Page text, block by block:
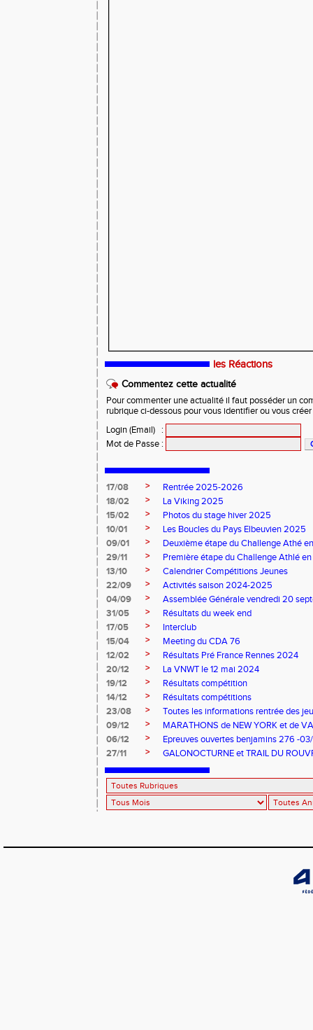
les Réactions
Commentez cette actualité
Pour commenter une actualité il faut posséder un
rubrique ci-dessous pour vous identifier ou vous
Login (Email)
:
Mot de Passe :
17/08 >
Rentrée 2025-2026
18/02
>
La Viking 2025
15/02
>
Photos du stage hiver 2025
10/01
>
Les Boucles du Pays Elbeuvien 2025
09/01
>
Deuxième étape du Challenge Athé
29/11
>
Première étape du Challenge Athlé
13/10
>
Calendrier Compétitions Jeunes
22/09
>
Activités saison 2024-2025
04/09
>
Assemblée Générale vendredi 20
31/05
>
Résultats du week end
17/05
>
Interclub
15/04
>
Meeting du CDA 76
12/02
>
Résultats Pré France Rennes 2024
20/12
>
La VNWT le 12 mai 2024
19/12
>
Résultats compétition
14/12
>
Résultats compétitions
23/08
>
Toutes les informations rentrée des
09/12
>
MARATHONS de NEW YORK et de
06/12
>
Epreuves ouvertes benjamins 276 -
27/11
> GALONOCTURNE et TRAIL DU